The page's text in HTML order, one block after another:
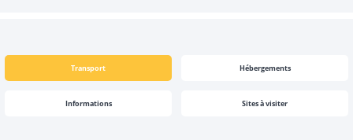
Transport Hébergements
Informations Sites à visiter